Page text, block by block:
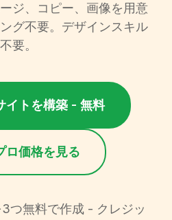
ジ、コピー、画像を用意
グ不要。デザインスキル
不要。
イトを構築 - 無料
ロ価格を見る
つ無料で作成 - クレジッ